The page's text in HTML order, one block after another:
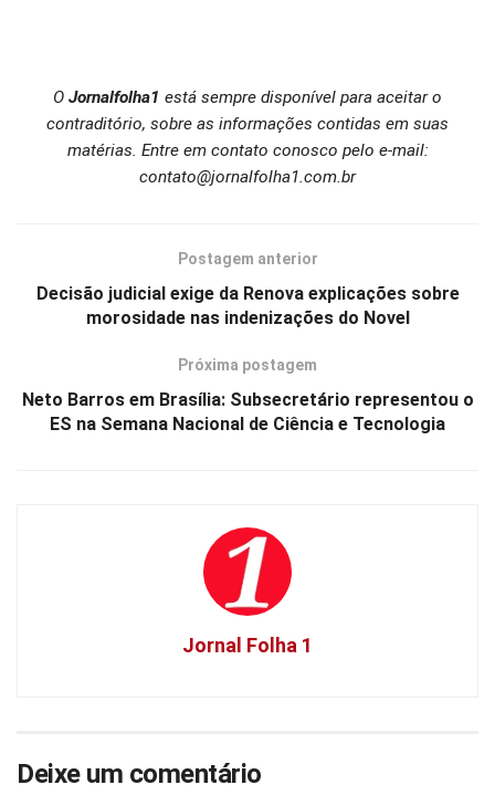
O Jornalfolha1 está sempre disponível para aceitar o
contraditório, sobre as informações contidas em suas
matérias. Entre em contato conosco pelo e-mail:
contato@jornalfolha1.com.br
Postagem anterior
Decisão judicial exige da Renova explicações sobre
morosidade nas indenizações do Novel
Próxima postagem
Neto Barros em Brasília: Subsecretário representou o
ES na Semana Nacional de Ciência e Tecnologia
Jornal Folha 1
Deixe um comentário